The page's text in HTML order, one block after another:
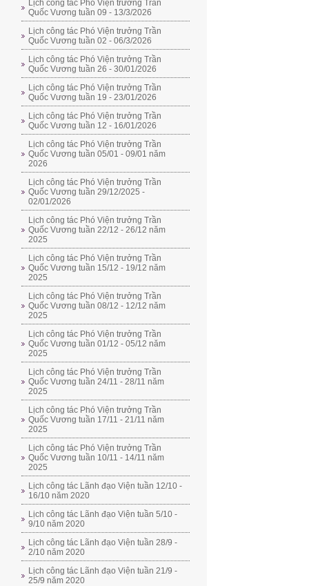
Lịch công tác Phó Viện trưởng Trần
Quốc Vương tuần 09 - 13/3/2026
Lịch công tác Phó Viện trưởng Trần
Quốc Vương tuần 02 - 06/3/2026
Lịch công tác Phó Viện trưởng Trần
Quốc Vương tuần 26 - 30/01/2026
Lịch công tác Phó Viện trưởng Trần
Quốc Vương tuần 19 - 23/01/2026
Lịch công tác Phó Viện trưởng Trần
Quốc Vương tuần 12 - 16/01/2026
Lịch công tác Phó Viện trưởng Trần
Quốc Vương tuần 05/01 - 09/01 năm
2026
Lịch công tác Phó Viện trưởng Trần
Quốc Vương tuần 29/12/2025 -
02/01/2026
Lịch công tác Phó Viện trưởng Trần
Quốc Vương tuần 22/12 - 26/12 năm
2025
Lịch công tác Phó Viện trưởng Trần
Quốc Vương tuần 15/12 - 19/12 năm
2025
Lịch công tác Phó Viện trưởng Trần
Quốc Vương tuần 08/12 - 12/12 năm
2025
Lịch công tác Phó Viện trưởng Trần
Quốc Vương tuần 01/12 - 05/12 năm
2025
Lịch công tác Phó Viện trưởng Trần
Quốc Vương tuần 24/11 - 28/11 năm
2025
Lịch công tác Phó Viện trưởng Trần
Quốc Vương tuần 17/11 - 21/11 năm
2025
Lịch công tác Phó Viện trưởng Trần
Quốc Vương tuần 10/11 - 14/11 năm
2025
Lịch công tác Lãnh đạo Viện tuần 12/10 -
16/10 năm 2020
Lịch công tác Lãnh đạo Viện tuần 5/10 -
9/10 năm 2020
Lịch công tác Lãnh đạo Viện tuần 28/9 -
2/10 năm 2020
Lịch công tác Lãnh đạo Viện tuần 21/9 -
25/9 năm 2020